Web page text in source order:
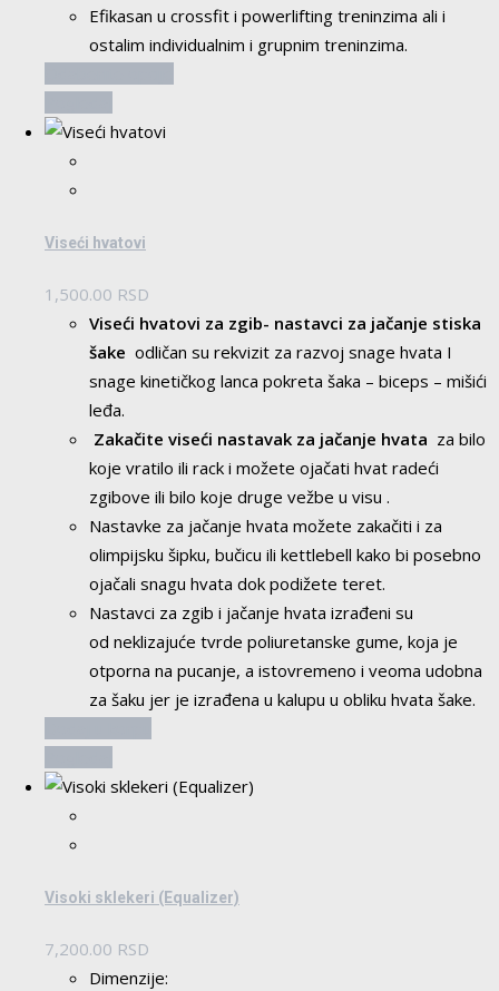
do
10,400.00 RSD
Efikasan u crossfit i powerlifting treninzima ali i
ostalim individualnim i grupnim treninzima.
na
stranici
proizvoda.
Viseći hvatovi
1,500.00 RSD
Viseći hvatovi za zgib- nastavci za jačanje stiska
šake odličan su rekvizit za razvoj snage hvata I
snage kinetičkog lanca pokreta šaka – biceps – mišići
leđa.
Zakačite viseći nastavak za jačanje hvata za bilo
koje vratilo ili rack i možete ojačati hvat radeći
zgibove ili bilo koje druge vežbe u visu .
Nastavke za jačanje hvata možete zakačiti i za
olimpijsku šipku, bučicu ili kettlebell kako bi posebno
ojačali snagu hvata dok podižete teret.
Nastavci za zgib i jačanje hvata izrađeni su
od neklizajuće tvrde poliuretanske gume, koja je
otporna na pucanje, a istovremeno i veoma udobna
za šaku jer je izrađena u kalupu u obliku hvata šake.
Visoki sklekeri (Equalizer)
7,200.00 RSD
Dimenzije: